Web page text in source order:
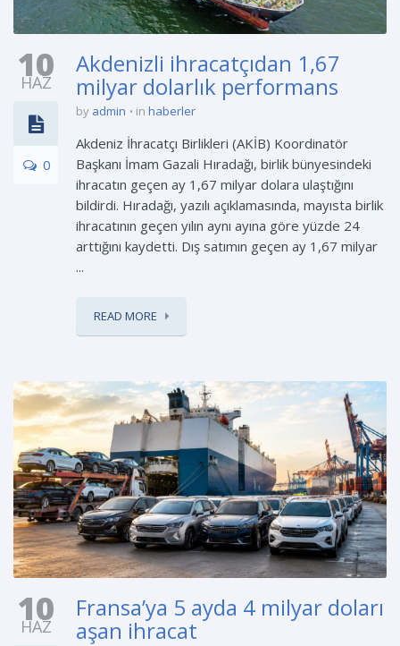
10
HAZ
0
Akdenizli ihracatçıdan 1,67
milyar dolarlık performans
by admin in haberler
Akdeniz İhracatçı Birlikleri (AKİB) Koordinatör
Başkanı İmam Gazali Hıradağı, birlik bünyesindeki
ihracatın geçen ay 1,67 milyar dolara ulaştığını
bildirdi. Hıradağı, yazılı açıklamasında, mayısta birlik
ihracatının geçen yılın aynı ayına göre yüzde 24
arttığını kaydetti. Dış satımın geçen ay 1,67 milyar
...
READ MORE
10
HAZ
Fransa’ya 5 ayda 4 milyar doları
aşan ihracat